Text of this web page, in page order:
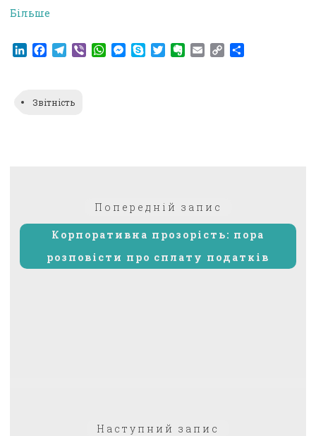
Більше
LinkedIn
Facebook
Telegram
ViberWhatsApp
Messenger
SkypeTwitterEvernote
EmailCopy
Звітність
Попередній запис
Корпоративна прозорість: пора
розповісти про сплату податків
Наступний запис